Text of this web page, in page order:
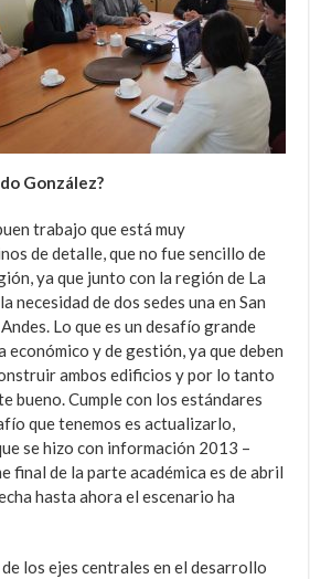
González?
trabajo que está muy
de detalle, que no fue sencillo de
ya que junto con la región de La
necesidad de dos sedes una en San
Lo que es un desafío grande
económico y de gestión, ya que deben
ambos edificios y por lo tanto
bueno. Cumple con los estándares
que tenemos es actualizarlo,
se hizo con información 2013 –
final de la parte académica es de abril
hasta ahora el escenario ha
los ejes centrales en el desarrollo